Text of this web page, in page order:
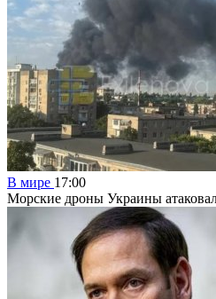
В мире 17:00
Морские дроны Украины